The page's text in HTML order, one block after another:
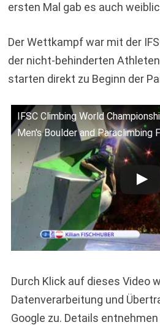
ersten Mal gab es auch
Der Wettkampf war mit der
der nicht-behinderten
starten direkt zu Beginn der
IFSC Climbing World
Men's Boulder and Paraclimbing
Durch Klick auf dieses Video
Datenverarbeitung und
Google zu. Details entnehmen